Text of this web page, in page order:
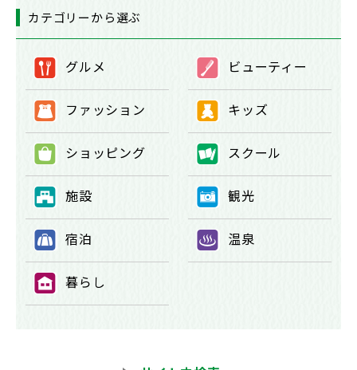
カテゴリーから選ぶ
① グルメ ② ビューティー
③ ファッション ④ キッズ
⑤ ショッピング ⑥ スクール
⑦ 施設 ⑧ 観光
⑨ 宿泊 ⑩ 温泉
⑪ 暮らし